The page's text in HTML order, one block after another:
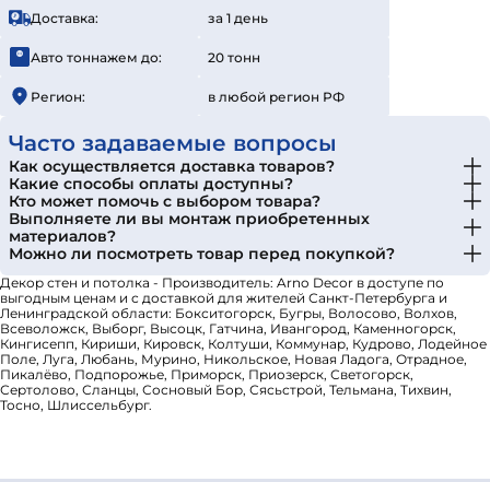
Доставка: за 1 день
Авто тоннажем до: 20 тонн
Регион: в любой регион РФ
Часто задаваемые вопросы
Как осуществляется доставка товаров?
Какие способы оплаты доступны?
Кто может помочь с выбором товара?
Выполняете ли вы монтаж приобретенных
материалов?
Можно ли посмотреть товар перед покупкой?
Декор стен и потолка - Производитель: Arno Decor в доступе по
выгодным ценам и с доставкой для жителей Санкт-Петербурга и
Ленинградской области: Бокситогорск, Бугры, Волосово, Волхов,
Всеволожск, Выборг, Высоцк, Гатчина, Ивангород, Каменногорск,
Кингисепп, Кириши, Кировск, Колтуши, Коммунар, Кудрово, Лодейное
Поле, Луга, Любань, Мурино, Никольское, Новая Ладога, Отрадное,
Пикалёво, Подпорожье, Приморск, Приозерск, Светогорск,
Сертолово, Сланцы, Сосновый Бор, Сясьстрой, Тельмана, Тихвин,
Тосно, Шлиссельбург.